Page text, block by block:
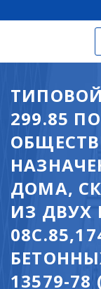
ТИПОВОЙ
299.85
ДОМА,
ИЗ ДВУХ
13579-